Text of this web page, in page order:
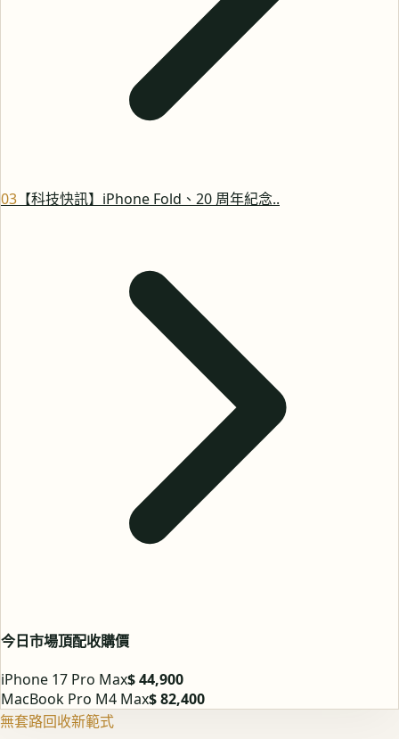
03 【科技快訊】iPhone Fold、20 周年紀念..
今日市場頂配收購價
iPhone 17 Pro Max$ 44,900
MacBook Pro M4 Max$ 82,400
無套路回收新範式